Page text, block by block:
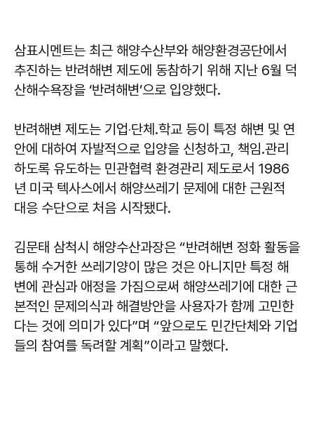
삼표시멘트는 최근 해양수산부와 해양환경공단에서
추진하는 반려해변 제도에 동참하기 위해 지난 6월 덕
산해수욕장을 ‘반려해변’으로 입양했다.
반려해변 제도는 기업‧단체․학교 등이 특정 해변 및 연
안에 대하여 자발적으로 입양을 신청하고, 책임․관리
하도록 유도하는 민관협력 환경관리 제도로서 1986
년 미국 텍사스에서 해양쓰레기 문제에 대한 근원적
대응 수단으로 처음 시작됐다.
김문태 삼척시 해양수산과장은 “반려해변 정화 활동을
통해 수거한 쓰레기양이 많은 것은 아니지만 특정 해
변에 관심과 애정을 가짐으로써 해양쓰레기에 대한 근
본적인 문제의식과 해결방안을 사용자가 함께 고민한
다는 것에 의미가 있다”며 “앞으로도 민간단체와 기업
들의 참여를 독려할 계획”이라고 말했다.